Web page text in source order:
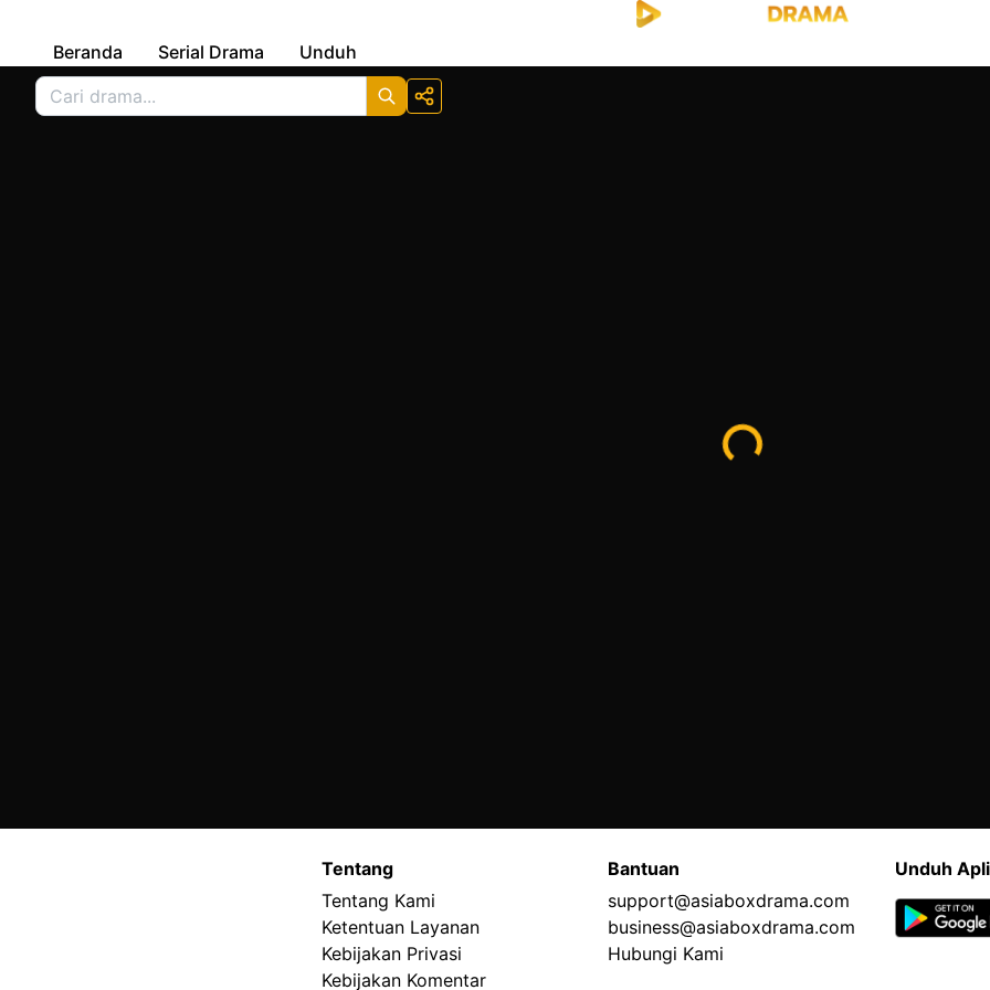
Beranda Serial Drama Unduh
Tentang
Tentang Kami
Ketentuan Layanan
Kebijakan Privasi
Kebijakan Komentar
Bantuan
support@asiaboxdrama.com
business@asiaboxdrama.com
Hubungi Kami
Unduh